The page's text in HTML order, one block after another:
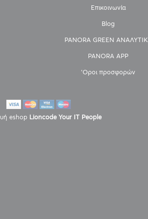
Επικοινωνία
Blog
PANORA GREEN
PANORA APP
'Οροι προσφορών
eshop Lioncode Your IT People